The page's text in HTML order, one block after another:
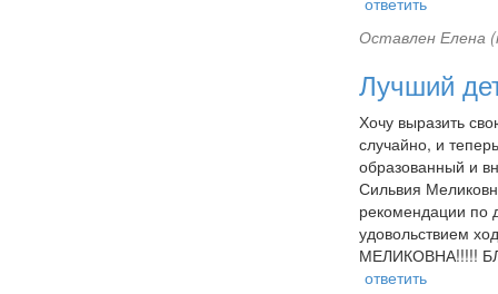
Оставлен Елена
Лучший
Хочу выразить
случайно, и
образованный и
Сильвия
рекомендации по
удовольствием
МЕЛИКОВНА!!!!!
ответить